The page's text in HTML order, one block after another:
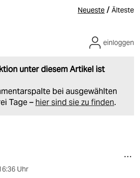
Neueste / Älteste
unter diesem Artikel ist
bei ausgewählten
Tage – hier sind sie zu finden.
einloggen
Uhr